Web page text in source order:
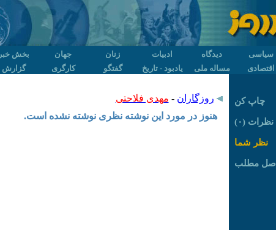
سیاسی دیدگاه ادبیات زنان جهان بخش خبر
اقتصادی مساله ملی یادبود - تاریخ گفتگو کارگری گزارش
روزگاران - مهدی فلاحتی
هنوز در مورد این نوشته نظری نوشته نشده است.
چاپ کن
نظرات (۰)
نظر شما
اصل مطلب